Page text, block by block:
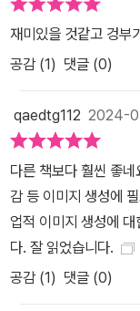
인스타그램에서 확인
하여 만든 영화도 만나
세요! - 저자 유튜브
스타그램:
들을 만나 보세요!" 배
혼자 공부하기 부담스
해 보세요. [Do it! 공
하면 책 선물도 받고 꾸
o it! 스터디룸 카페:
공부단] 메뉴
재미있을 것같고 겅부
공감 (1) 댓글 (0)
qaedtg112 2024-
다른 책보다 훨씬 좋
감 등 이미지 생성에
업적 이미지 생성에
다. 잘 읽었습니다.
공감 (1) 댓글 (0)